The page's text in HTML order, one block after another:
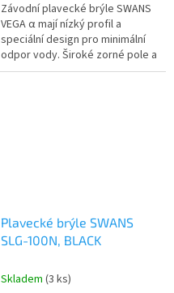
Závodní plavecké brýle SWANS
VEGA α mají nízký profil a
speciální design pro minimální
odpor vody. Široké zorné pole a
prémiová anti-fog úprava re:non
Plavecké brýle SWANS
SLG-100N, BLACK
Skladem (3 ks)
Send